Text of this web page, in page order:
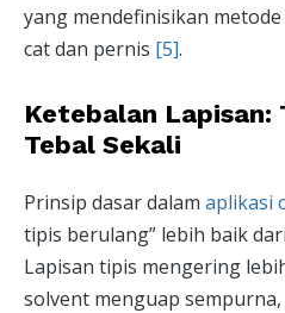
yang mendefinisikan
cat dan pernis [5].
Ketebalan Lapisan:
Tebal Sekali
Prinsip dasar dalam aplikasi
tipis berulang” lebih baik
Lapisan tipis mengering
solvent menguap